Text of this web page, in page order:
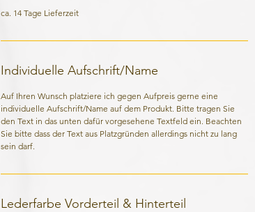
ca. 14 Tage Lieferzeit
Individuelle Aufschrift/Name
Auf Ihren Wunsch platziere ich gegen Aufpreis gerne eine
individuelle Aufschrift/Name auf dem Produkt. Bitte tragen Sie
den Text in das unten dafür vorgesehene Textfeld ein. Beachten
Sie bitte dass der Text aus Platzgründen allerdings nicht zu lang
sein darf.
Lederfarbe Vorderteil & Hinterteil